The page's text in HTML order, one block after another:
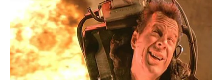
коледжів, які захотіли вступати далі. Так, в деяких
коледжах навчання закінчилося 30 червня. І тільки 1
липня вони замовили атестати про повну загальну
середню освіту – цей документ потрібен для реєстрації в
системі електронного вступу. Коли їх надрукують –
невідомо.